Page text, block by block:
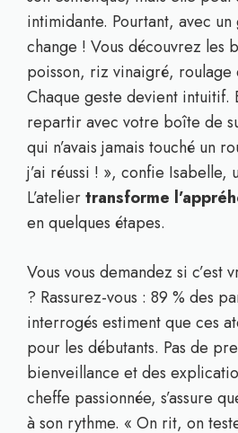
intimidante. Pourtant, avec
change ! Vous découvrez les
poisson, riz vinaigré, roulage
Chaque geste devient intuitif.
repartir avec votre boîte de
qui n’avais jamais touché un
j’ai réussi ! », confie Isabelle,
L’ateliertransforme
en quelques étapes.
Vous vous demandez si c’est
? Rassurez-vous : 89 % des
interrogés estiment que ces
pour les débutants. Pas de
bienveillance et des
cheffe passionnée, s’assure
à son rythme. « On rit, on